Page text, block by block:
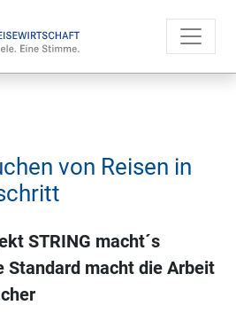
von Reisen in
STRING macht´s
Standard macht die Arbeit